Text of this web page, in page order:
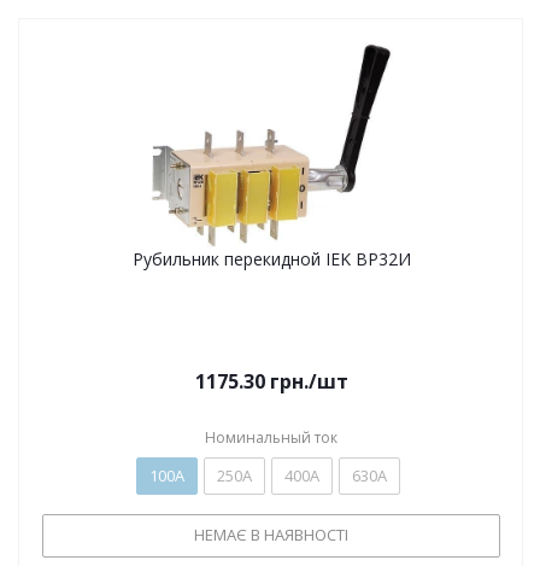
Рубильник перекидной IEK ВР32И
1175.30грн./шт
Номинальный ток
100А 250А 400А 630А
НЕМАЄ В НАЯВНОСТІ